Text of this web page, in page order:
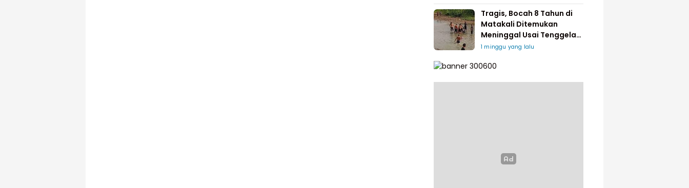
Tragis, Bocah 8 Tahun di
Matakali Ditemukan
Meninggal Usai Tenggelam
di Sungai
1 minggu yang lalu